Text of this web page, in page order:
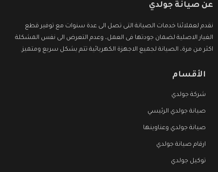
عن صيانة جولدي
نقدم لعملائنا خدمات الصيانة التى تصل الى عدة سنوات مع توفير قطع
الغيار الاصلية لضمان جودتها فى العمل، وعدم التعرض الى نفس المشكلة
اكثر من مرة، الصيانة لجميع الاجهزة الكهربائية تتم بشكل سريع ومتميز.
الأقسام
شركة جولدي
صيانة جولدي الرئيسي
صيانة جولدي وعناوينها
ارقام صيانة جولدي
توكيل جولدي